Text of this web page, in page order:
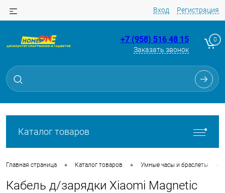
Вход Регистрация
+7 (958) 516 48 15
Заказать звонок
0
Каталог товаров
Главная страница • Каталог товаров • Умные часы и браслеты
Кабель д/зарядки Xiaomi Magnetic
Для клиентов всех банков
Разбейте
без переплат
Сегодня